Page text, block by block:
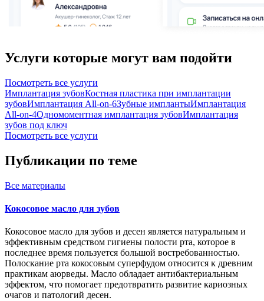
Услуги которые могут вам подойти
Посмотреть все услуги
Имплантация зубовКостная пластика при имплантации
зубовИмплантация All-on-6Зубные имплантыИмплантация
All-on-4Одномоментная имплантация зубовИмплантация
зубов под ключ
Посмотреть все услуги
Публикации по теме
Все материалы
Кокосовое масло для зубов
Кокосовое масло для зубов и десен является натуральным и
эффективным средством гигиены полости рта, которое в
последнее время пользуется большой востребованностью.
Полоскание рта кокосовым суперфудом относится к древним
практикам аюрведы. Масло обладает антибактериальным
эффектом, что помогает предотвратить развитие кариозных
очагов и патологий десен.